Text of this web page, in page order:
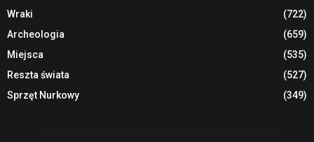
Wraki
(722)
Archeologia
(659)
Miejsca
(535)
Reszta świata
(527)
Sprzęt Nurkowy
(349)